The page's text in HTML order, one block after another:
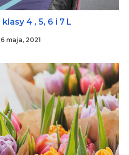
4 , 5, 6 i 7 L
maja, 2021